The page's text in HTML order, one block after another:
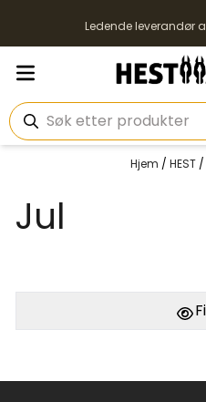
Hopp til innholdLedende leverandør
Hjem / HEST /
Jul